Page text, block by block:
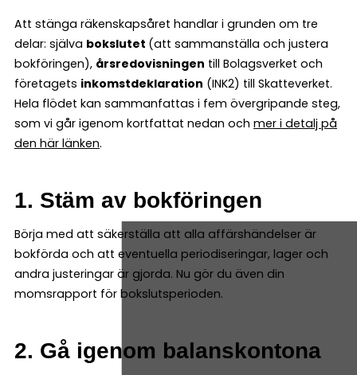
Att stänga räkenskapsåret handlar i grunden om tre
delar: själva bokslutet (att sammanställa och justera
bokföringen), årsredovisningen till Bolagsverket och
företagets inkomstdeklaration (INK2) till Skatteverket.
Hela flödet kan sammanfattas i fem övergripande steg,
som vi går igenom kortfattat nedan och mer i detalj på
den här länken.
1. Stäm av bokföringen
Börja med att säkerställa att alla affärshändelser är
bokförda och att eventuella periodiseringar, lager och
andra justeringar är gjorda. Nu gör du även din
momsrapport för bokslutsperioden.
2. Gå igenom balanskontona